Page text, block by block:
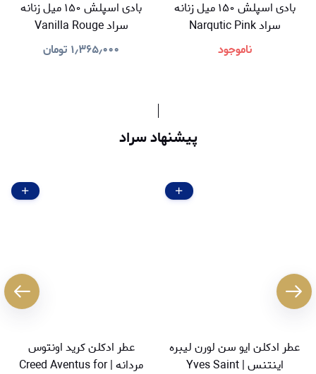
بادی اسپلش ۱۵۰ میل زنانه
سراد Narqutic Pink
ناموجود
بادی اسپلش ۱۵۰ میل زنانه
سراد Vanilla Rouge
۱٫۳۶۵٫۰۰۰ تومان
پیشنهاد سراد
عطر ادکلن ایو سن لورن لیبره
اینتنس | Yves Saint
عطر ادکلن کرید اونتوس
مردانه | Creed Aventus for